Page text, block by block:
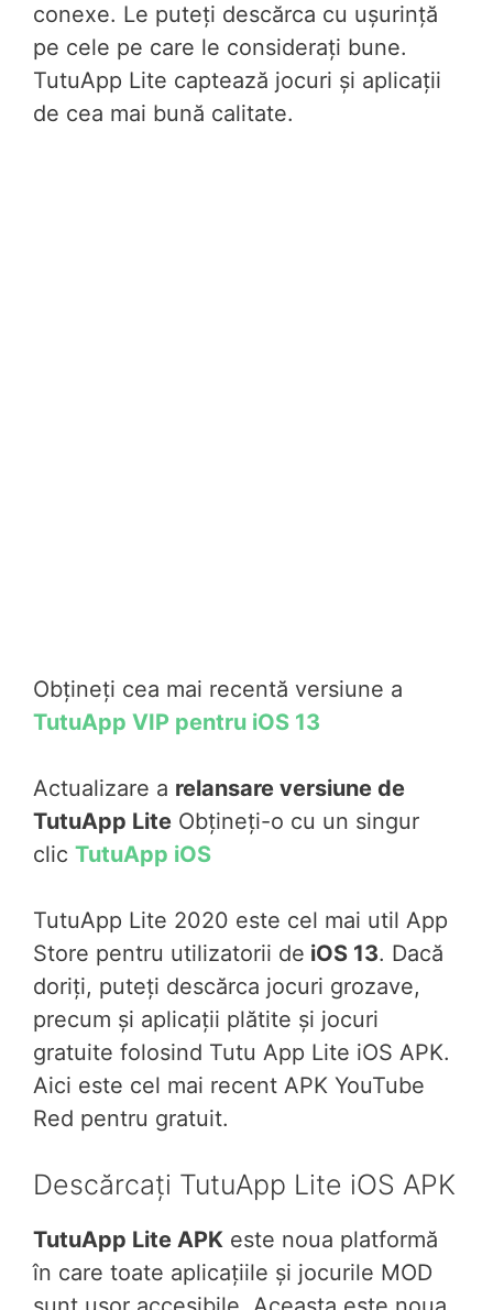
conexe. Le puteți descărca cu ușurință
pe cele pe care le considerați bune.
TutuApp Lite captează jocuri și aplicații
de cea mai bună calitate.
Obțineți cea mai recentă versiune a
TutuApp VIP pentru iOS 13
Actualizare a relansare versiune de
TutuApp Lite Obțineți-o cu un singur
clic TutuApp iOS
TutuApp Lite 2020 este cel mai util App
Store pentru utilizatorii de iOS 13. Dacă
doriți, puteți descărca jocuri grozave,
precum și aplicații plătite și jocuri
gratuite folosind Tutu App Lite iOS APK.
Aici este cel mai recent APK YouTube
Red pentru gratuit.
Descărcați TutuApp Lite iOS APK
TutuApp Lite APK este noua platformă
în care toate aplicațiile și jocurile MOD